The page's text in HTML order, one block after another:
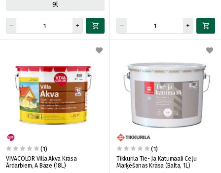
9l
(1)
VIVACOLOR Villa Akva Krāsa
Ārdarbiem, A Bāze (18L)
(1)
Tikkurila Tie- Ja Katumaali Ceļu
Marķēšanas Krāsa (Balta, 1L)